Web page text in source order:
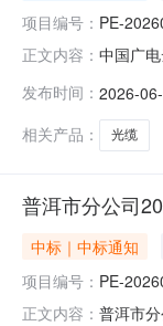
项目编号： PE-
正文内容： 中国广
位：中
件为
发布时间： 2026-
相关产品：
光缆
普洱市分公司
中标｜中标通知
项目编号： PE-
正文内容： 普洱市